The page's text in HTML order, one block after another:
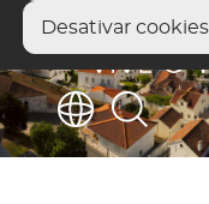
Desativar